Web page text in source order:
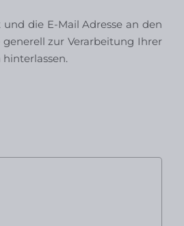
die E-Mail Adresse an den
zur Verarbeitung Ihrer